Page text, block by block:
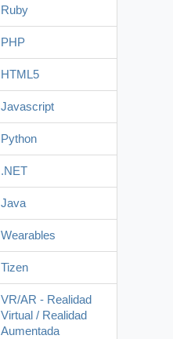
Ruby
PHP
HTML5
Javascript
Python
.NET
Java
Wearables
Tizen
VR/AR - Realidad
Virtual / Realidad
Aumentada